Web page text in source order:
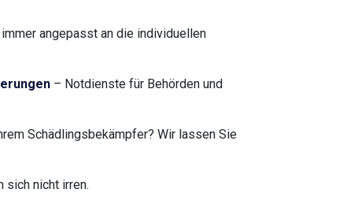
angepasst an die individuellen
– Notdienste für Behörden und
Schädlingsbekämpfer? Wir lassen Sie
sich nicht irren.